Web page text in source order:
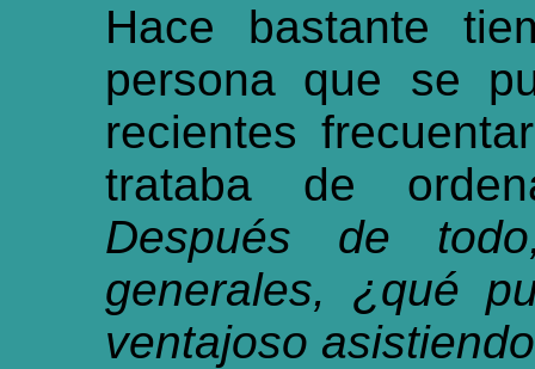
Hace bastante
persona que se
recientes
trataba de
Después de
generales, ¿qué
ventajoso